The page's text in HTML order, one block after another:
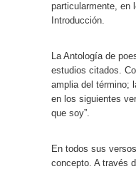
particularmente, en
Introducción.
La Antología de
estudios citados.
amplia del término;
en los siguientes
que soy”.
En todos sus
concepto. A través